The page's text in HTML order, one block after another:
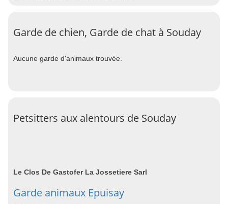
Garde de chien, Garde de chat à Souday
Aucune garde d'animaux trouvée.
Petsitters aux alentours de Souday
Le Clos De Gastofer La Jossetiere Sarl
Garde animaux Epuisay